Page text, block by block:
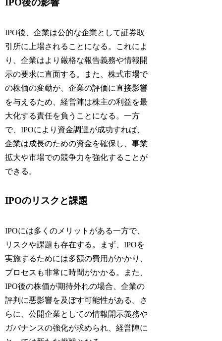
IPO後の影響
IPO後、企業は公的な企業として証券取
引所に上場されることになる。これによ
り、企業はより厳格な報告義務や情報開
示の要求に直面する。また、株式市場で
の株価の変動が、企業の評価に直接影響
を与えるため、経営陣は株主の利益を最
大化する責任を負うことになる。一方
で、IPOにより資金調達が成功すれば、
企業は成長のための資金を確保し、事業
拡大や市場での競争力を強化することが
できる。
IPOのリスクと課題
IPOには多くのメリットがある一方で、
リスクや課題も存在する。まず、IPOを
実施するためには多額の費用がかかり、
プロセスも非常に時間がかかる。また、
IPO後の株価が期待外れの場合、企業の
評判に悪影響を及ぼす可能性がある。さ
らに、公開企業としての情報開示義務や
ガバナンスの強化が求められ、経営陣に